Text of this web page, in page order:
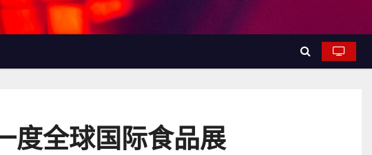
度全球国际食品展